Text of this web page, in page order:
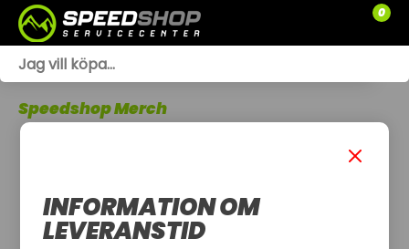
0
SLÄPVAGNAR
Speedshop Merch
INFORMATION OM
LEVERANSTID